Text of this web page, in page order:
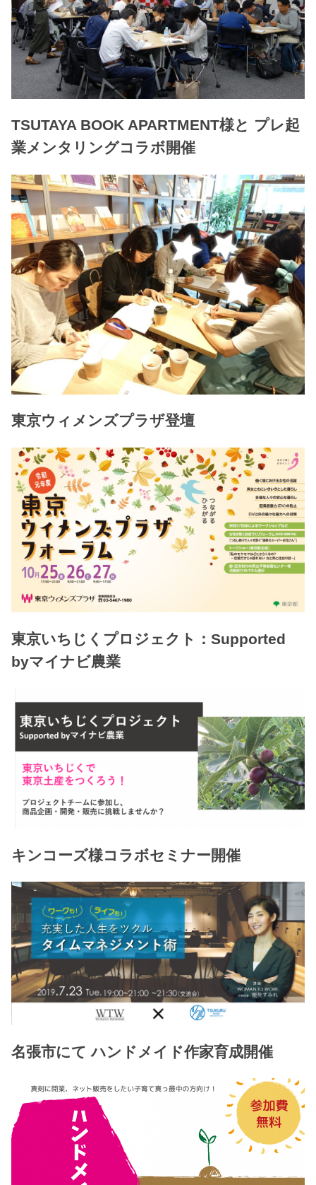
TSUTAYA BOOK APARTMENT様と プレ起
業メンタリングコラボ開催
東京ウィメンズプラザ登壇
東京いちじくプロジェクト：Supported
byマイナビ農業
キンコーズ様コラボセミナー開催
名張市にて ハンドメイド作家育成開催